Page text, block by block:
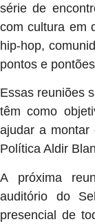
série de
com cultura em
hip-hop,
pontos e
Essas reuniões
têm como
ajudar a montar
Política Aldir
A próxima
auditório do
presencial de